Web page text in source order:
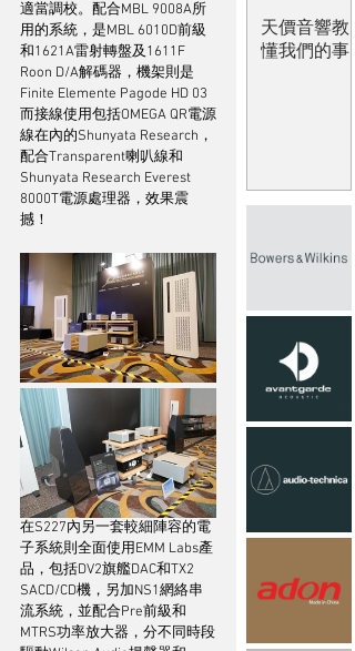
適當調校。配合MBL 9008A所
用的系統，是MBL 6010D前級
和1621A雷射轉盤及1611F
Roon D/A解碼器，機架則是
Finite Elemente Pagode HD 03
而接線使用包括OMEGA QR電源
線在內的Shunyata Research，
配合Transparent喇叭線和
Shunyata Research Everest
8000T電源處理器，效果震
撼！
在S227內另一套較細陣容的電
子系統則全面使用EMM Labs產
品，包括DV2旗艦DAC和TX2
SACD/CD機，另加NS1網絡串
流系統，並配合Pre前級和
MTRS功率放大器，分不同時段
天價音響教
懂我們的事